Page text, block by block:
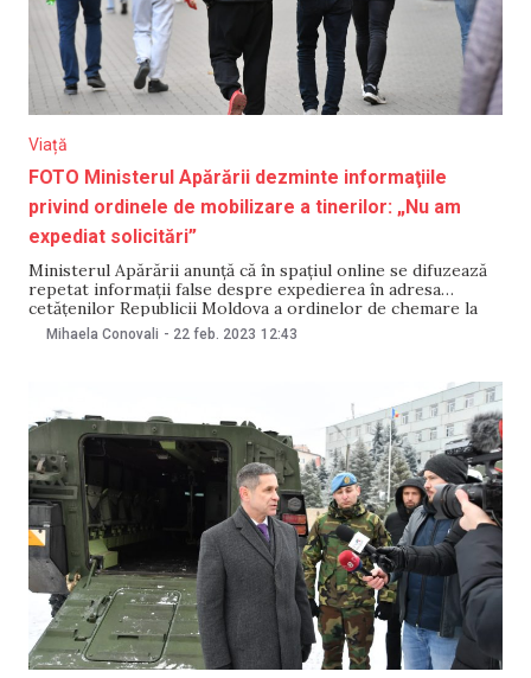
Viață
FOTO Ministerul Apărării dezminte informaţiile
privind ordinele de mobilizare a tinerilor: „Nu am
expediat solicitări”
Ministerul Apărării anunță că în spațiul online se difuzează
repetat informații false despre expedierea în adresa
cetățenilor Republicii Moldova a ordinelor de chemare la
exerciții și antrenamente de mobilizare. Ministerul Apărării
Mihaela Conovali - 22 feb. 2023 12:43